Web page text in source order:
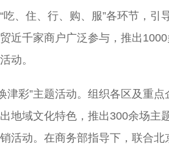
吃、住、行、购、服”各环节，引
近千家商户广泛参与，推出
动。
彩”主题活动。组织各区及重点
地域文化特色，推出300余场主
活动。在商务部指导下，联合北